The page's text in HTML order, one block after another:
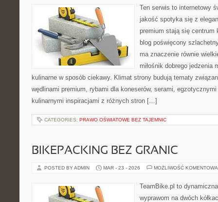
Ten serwis to internetowy
jakość spotyka się z
premium stają się centrum
blog poświęcony
ma znaczenie równie
miłośnik dobrego jedzenia
kulinarne w sposób ciekawy. Klimat strony budują tematy
wędlinami premium, rybami dla koneserów, serami, egzotycznymi
kulinarnymi inspiracjami z różnych stron […]
CATEGORIES: PRAWO OŚWIATOWE BEZ TAJEMNIC
BIKEPACKING BEZ GRANIC
POSTED BY ADMIN MAR - 23 - 2026 MOŻLIWOŚĆ
TeamBike.pl to
wyprawom na dwóch